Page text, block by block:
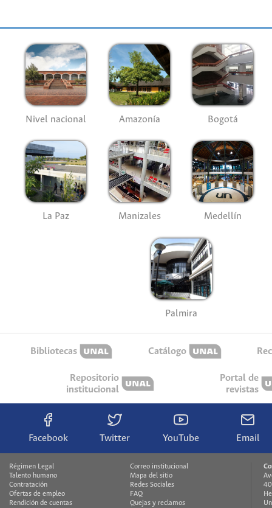
Nivel nacional Amazonía Bogotá
La Paz Manizales Medellín
Palmira
Bibliotecas Catálogo
Repositorio
institucional
Portal de
revistas
Facebook Twitter YouTube Email
Régimen Legal
Talento humano
Contratación
Ofertas de empleo
Rendición de cuentas
Correo institucional
Mapa del sitio
Redes Sociales
FAQ
Quejas y reclamos